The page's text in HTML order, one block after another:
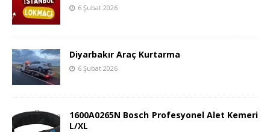
6 Şubat 2026
Diyarbakır Araç Kurtarma
6 Şubat 2026
1600A0265N Bosch Profesyonel Alet Kemeri
L/XL